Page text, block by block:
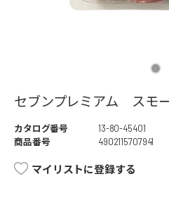
セブンプレミアム スモ
カタログ番号
13-80-45401
商品番号
4902115707941
マイリストに登録する